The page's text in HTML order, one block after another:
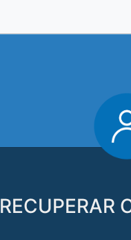
RECUPERAR